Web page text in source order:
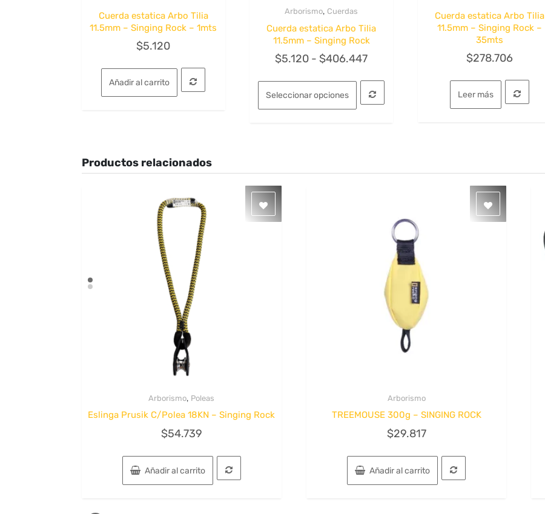
Quick View
Cuerda estatica Arbo Tilia
11.5mm – Singing Rock – 1mts
$5.120
Añadir al carrito
Arborismo, Cuerdas
Cuerda estatica Arbo Tilia
11.5mm – Singing Rock
$5.120 - $406.447Rango
precios:
desde
Seleccionar opciones
Este
producto
tiene
Quick View
Cuerda estatica Arbo Tilia
11.5mm – Singing Rock –
35mts
$278.706
Leer más
Productos relacionados
Arborismo, Poleas
Eslinga Prusik C/Polea 18KN – Singing Rock
$54.739
Añadir al carrito
Arborismo
TREEMOUSE 300g – SINGING ROCK
$29.817
Añadir al carrito